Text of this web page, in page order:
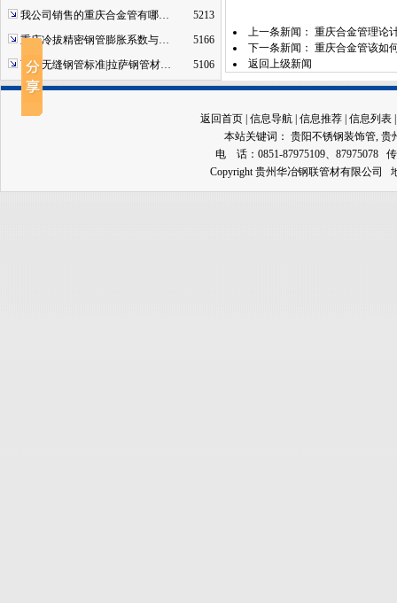
我公司销售的重庆合金管有哪…
5213
重庆冷拔精密钢管膨胀系数与…
5166
西藏无缝钢管标准|拉萨钢管材…
5106
上一条新闻： 重庆合金管理论
下一条新闻： 重庆合金管该如
返回上级新闻
返回首页 | 信息导航 | 信息推荐 | 信息列表
本站关键词： 贵阳不锈钢装饰管 贵
电 话：0851-87975109、87975078
Copyright 贵州华冶钢联管材有限公